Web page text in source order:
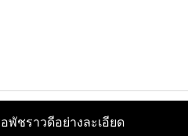
พัชราวดีอย่างละเอียด